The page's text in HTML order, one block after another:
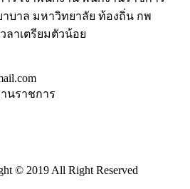
าบาล มหาวิทยาลัย ท้องถิ่น กพ
ลาเตรียมตัวน้อย
านราชการ
© 2019 All Right Reserved